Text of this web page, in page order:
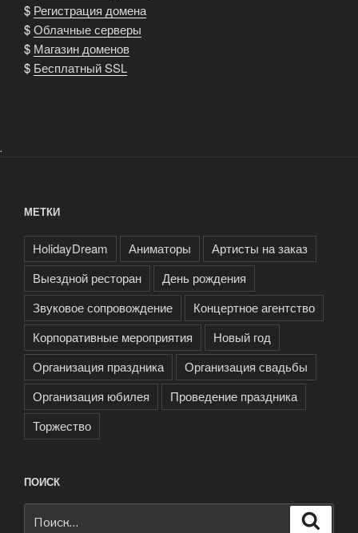
$ Регистрация домена
$Облачные серверы
$ Магазин доменов
$ Бесплатный SSL
.
МЕТКИ
HolidayDream Аниматоры
Артисты на заказ
Выездной ресторан
День рождения
Звуковое сопровождение
Концертное агентство
Корпоративные мероприятия
Новый год
Организация праздника
Организация свадьбы
Организация юбилея
Проведение праздника
Торжество
ПОИСК